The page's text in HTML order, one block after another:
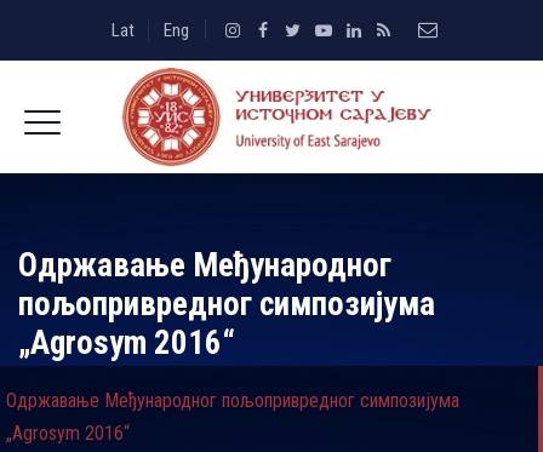
Lat Eng
Одржавање Међународног
пољопривредног симпозијума
„Agrosym 2016“
Одржавање Међународног пољопривредног симпозијума
„Agrosym 2016“